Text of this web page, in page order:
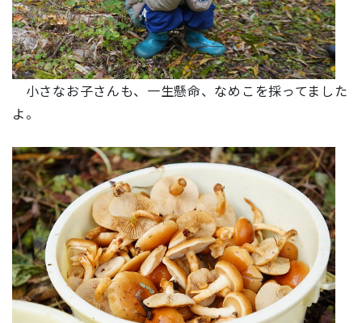
小さなお子さんも、一生懸命、なめこを採ってました
よ。